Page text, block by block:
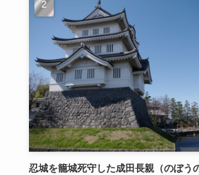
忍城を籠城死守した成田長親（のぼう